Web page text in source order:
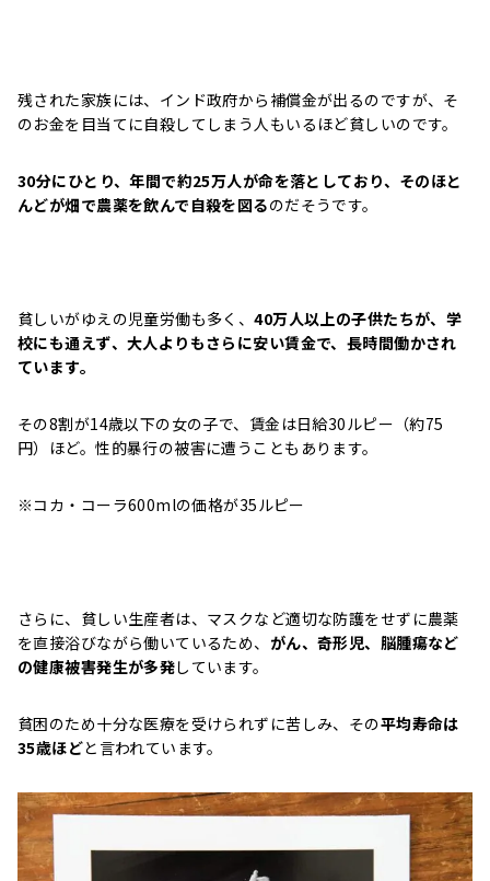
残された家族には、インド政府から補償金が出るのですが、そ
のお金を目当てに自殺してしまう人もいるほど貧しいのです。
30分にひとり、年間で約25万人が命を落としており、そのほと
んどが畑で農薬を飲んで自殺を図るのだそうです。
貧しいがゆえの児童労働も多く、40万人以上の子供たちが、学
校にも通えず、大人よりもさらに安い賃金で、長時間働かされ
ています。
その8割が14歳以下の女の子で、賃金は日給30ルピー（約75
円）ほど。性的暴行の被害に遭うこともあります。
※コカ・コーラ600mlの価格が35ルピー
さらに、貧しい生産者は、マスクなど適切な防護をせずに農薬
を直接浴びながら働いているため、 がん、奇形児、脳腫瘍など
の健康被害発生が多発しています。
貧困のため十分な医療を受けられずに苦しみ、その平均寿命は
35歳ほどと言われています。